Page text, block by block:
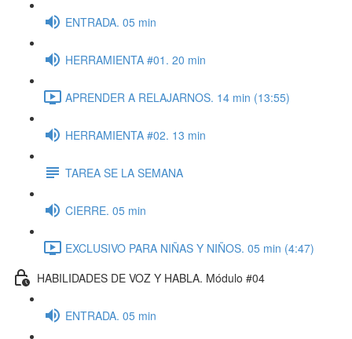
ENTRADA. 05 min
HERRAMIENTA #01. 20 min
APRENDER A RELAJARNOS. 14 min (13:55)
HERRAMIENTA #02. 13 min
TAREA SE LA SEMANA
CIERRE. 05 min
EXCLUSIVO PARA NIÑAS Y NIÑOS. 05 min (4:47)
HABILIDADES DE VOZ Y HABLA. Módulo #04
ENTRADA. 05 min